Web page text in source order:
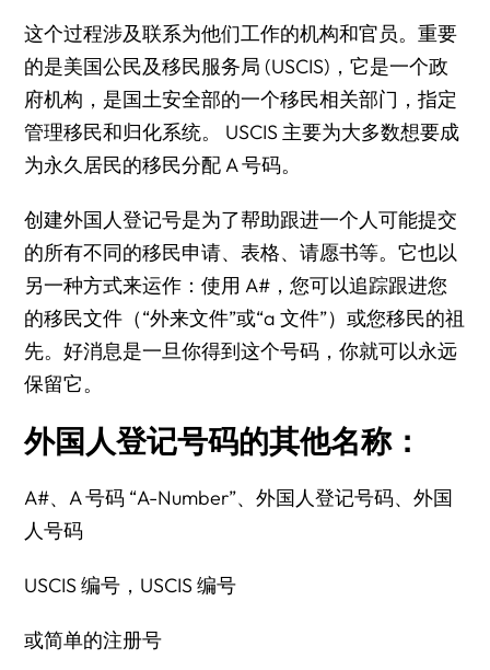
这个过程涉及联系为他们工作的机构和官员。重要
的是美国公民及移民服务局 (USCIS)，它是一个政
府机构，是国土安全部的一个移民相关部门，指定
管理移民和归化系统。 USCIS 主要为大多数想要成
为永久居民的移民分配 A 号码。
创建外国人登记号是为了帮助跟进一个人可能提交
的所有不同的移民申请、表格、请愿书等。它也以
另一种方式来运作：使用 A#，您可以追踪跟进您
的移民文件（“外来文件”或“a 文件”）或您移民的祖
先。好消息是一旦你得到这个号码，你就可以永远
保留它。
外国人登记号码的其他名称：
A#、A 号码 “A-Number”、外国人登记号码、外国
人号码
USCIS 编号，USCIS 编号
或简单的注册号